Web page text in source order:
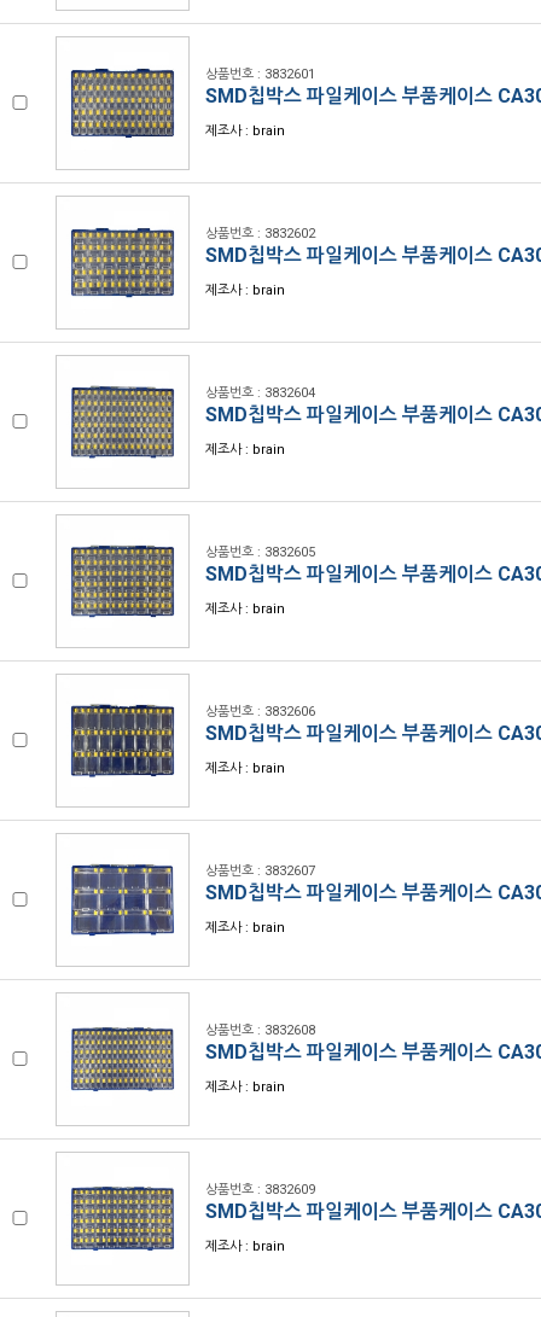
상품번호 : 3832601
SMD칩박스 파일케이스 부품케이스
제조사 : brain
상품번호 : 3832602
SMD칩박스 파일케이스 부품케이스
제조사 : brain
상품번호 : 3832604
SMD칩박스 파일케이스 부품케이스
제조사 : brain
상품번호 : 3832605
SMD칩박스 파일케이스 부품케이스
제조사 : brain
상품번호 : 3832606
SMD칩박스 파일케이스 부품케이스
제조사 : brain
상품번호 : 3832607
SMD칩박스 파일케이스 부품케이스
제조사 : brain
상품번호 : 3832608
SMD칩박스 파일케이스 부품케이스
제조사 : brain
상품번호 : 3832609
SMD칩박스 파일케이스 부품케이스
제조사 : brain